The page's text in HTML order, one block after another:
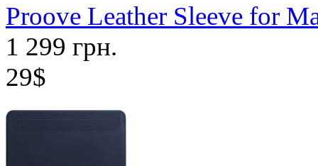
Proove Leather Sleeve for
1 299 грн.
29$